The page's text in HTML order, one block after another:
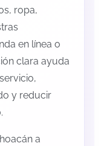
ropa,
en línea o
clara ayuda
y reducir
a